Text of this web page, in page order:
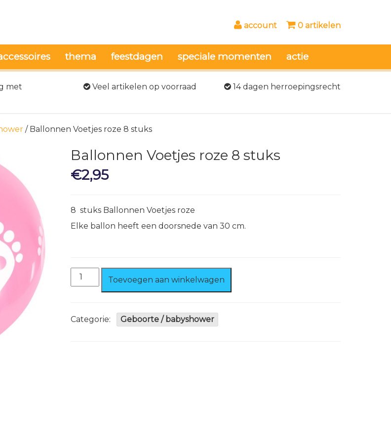
account 0 artikelen
thema feestdagen speciale momenten actie
met
Veel artikelen op voorraad 14 dagen herroepingsrecht
/ Ballonnen Voetjes roze 8 stuks
Ballonnen Voetjes roze 8 stuks
€2,95
8 stuks Ballonnen Voetjes roze
Elke ballon heeft een doorsnede van 30 cm.
Ballonnen
stuks
aantal
Toevoegen aan winkelwagen
Categorie: Geboorte / babyshower